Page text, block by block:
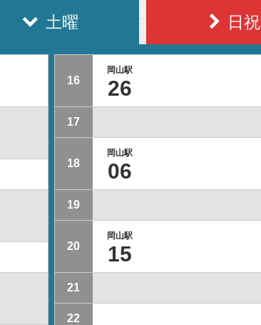
土曜 日祝
16
岡山駅
26
17
18
岡山駅
06
19
20
岡山駅
15
21
22